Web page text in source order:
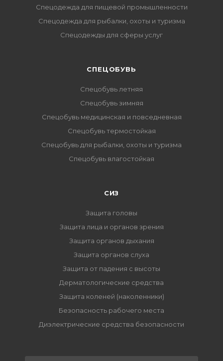
Спецодежда для пищевой промышленности
Спецодежда для рыбалки, охоты и туризма
Спецодежды для сферы услуг
CПЕЦОБУВЬ
Спецобувь летняя
Спецобувь зимняя
Спецобувь медицинская и повседневная
Спецобувь термостойкая
Спецобувь для рыбалки, охоты и туризма
Спецобувь влагостойкая
СИЗ
Защита головы
Защита лица и органов зрения
Защита органов дыхания
Защита органов слуха
Защита от падения с высоты
Дерматологические средства
Защита коленей (наколенники)
Безопасность рабочего места
Диэлектрические средства безопасности